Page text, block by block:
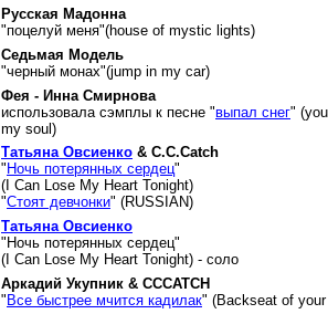
Русская Мадонна
"поцелуй меня"(house of mystic lights)
Седьмая Модель
"черный монах"(jump in my car)
Фея - Инна Смирнова
использовала сэмплы к песне "выпал снег"
my soul)
Татьяна Овсиенко & C.C.Catch
" Ночь потерянных сердец"
(I Can Lose My Heart Tonight)
"Стоят девчонки" (RUSSIAN)
Татьяна Овсиенко
"Ночь потерянных сердец"
(I Can Lose My Heart Tonight) - соло
Аркадий Укупник & CCCATCH
"Все быстрее мчится кадилак" (Backseat of